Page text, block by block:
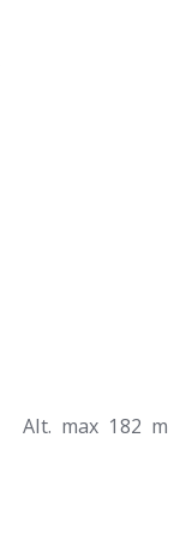
Alt. max 182 m